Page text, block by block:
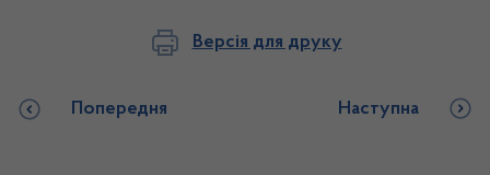
Версія для друку
Попередня Наступна